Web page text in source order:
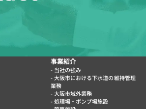
事業紹介
当社の強み
大阪市における下水道の維持管理
業務
大阪市域外業務
処理場・ポンプ場施設